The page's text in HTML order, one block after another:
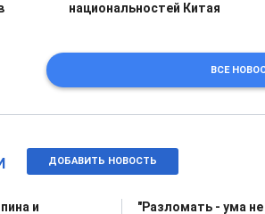
национальностей Китая
ВСЕ
ДОБАВИТЬ НОВОСТЬ
и
"Разломать - ума